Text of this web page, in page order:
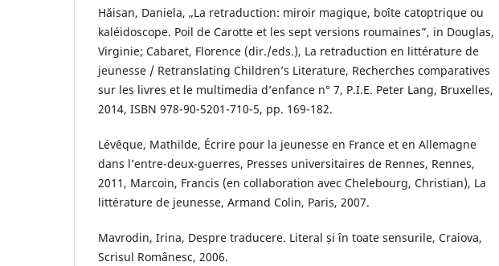
Hăisan, Daniela, „La retraduction: miroir magique, boîte catoptrique ou
kaléidoscope. Poil de Carotte et les sept versions roumaines”, in Douglas,
Virginie; Cabaret, Florence (dir./eds.), La retraduction en littérature de
jeunesse / Retranslating Children’s Literature, Recherches comparatives
sur les livres et le multimedia d’enfance n° 7, P.I.E. Peter Lang, Bruxelles,
2014, ISBN 978-90-5201-710-5, pp. 169-182.
Lévêque, Mathilde, Écrire pour la jeunesse en France et en Allemagne
dans l’entre-deux-guerres, Presses universitaires de Rennes, Rennes,
2011, Marcoin, Francis (en collaboration avec Chelebourg, Christian), La
littérature de jeunesse, Armand Colin, Paris, 2007.
Mavrodin, Irina, Despre traducere. Literal și în toate sensurile, Craiova,
Scrisul Românesc, 2006.